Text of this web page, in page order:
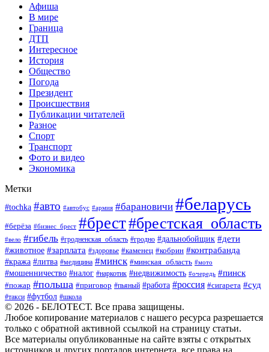
Афиша
В мире
Граница
ДТП
Интересное
История
Общество
Погода
Президент
Происшествия
Публикации читателей
Разное
Спорт
Транспорт
Фото и видео
Экономика
Метки
#tochka #авто #автобус #армия #барановичи #беларусь
#берёза #бизнес_брест #брест#брестская_область
#вело #гибель #гродненская_область #гродно #дальнобойщик #дети
#животное #зарплата #здоровье #каменец #кобрин #контрабанда
#кража #литва #медицина #минск #минская_область #мото
#мошенничество #налог #наркотик #недвижимость #очередь #пинск
#пожар #польша #приговор #пьяный #работа #россия #сигарета #суд
#такси #футбол #школа
© 2026 - БЕЛОТЕСТ. Все права защищены.
Любое копирование материалов с нашего ресурса разрешается
только с обратной активной ссылкой на страницу статьи.
Все материалы опубликованные на сайте взяты с открытых
источников и других порталов интернета, все права на